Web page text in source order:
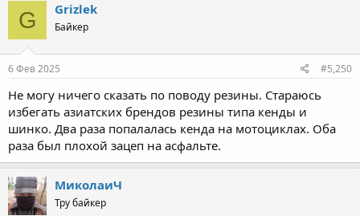
G Grizlek
Байкер
6 Фев 2025 #5,250
Не могу ничего сказать по поводу резины. Стараюсь
избегать азиатских брендов резины типа кенды и
шинко. Два раза попалалась кенда на мотоциклах. Оба
раза был плохой зацеп на асфальте.
МиколаиЧ
Тру байкер